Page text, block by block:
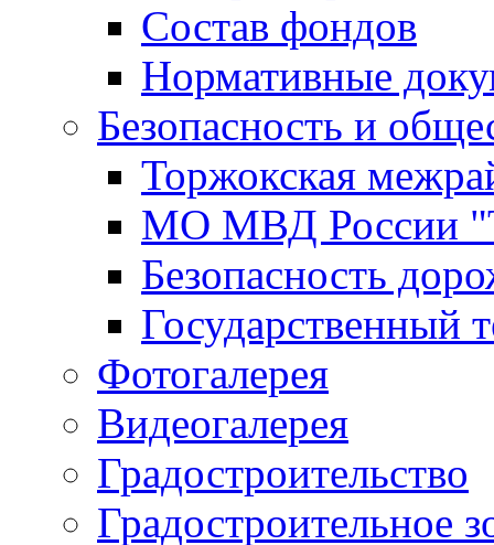
Состав фондов
Нормативные
Безопасность и
Торжокская
МО МВД России
Безопасность
Государственный
Фотогалерея
Видеогалерея
Градостроительство
Градостроительное